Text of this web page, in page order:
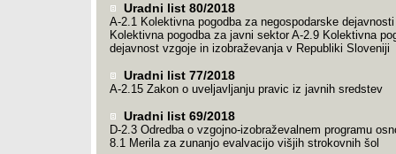
Uradni list 80/2018
A-2.1 Kolektivna pogodba za negospodarske dejavnosti
Kolektivna pogodba za javni sektor A-2.9 Kolektivna
dejavnost vzgoje in izobraževanja v Republiki Sloveniji
Uradni list 77/2018
A-2.15 Zakon o uveljavljanju pravic iz javnih sredstev
Uradni list 69/2018
D-2.3 Odredba o vzgojno-izobraževalnem programu
8.1 Merila za zunanjo evalvacijo višjih strokovnih šol